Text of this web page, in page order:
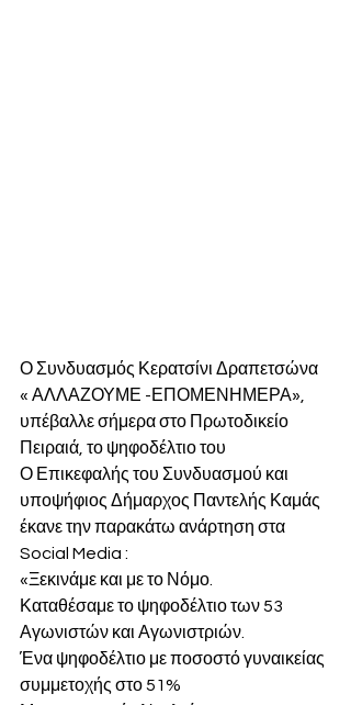
Ο Συνδυασμός Κερατσίνι Δραπετσώνα
« ΑΛΛΑΖΟΥΜΕ -ΕΠΟΜΕΝΗΜΕΡΑ»,
υπέβαλλε σήμερα στο Πρωτοδικείο
Πειραιά, το ψηφοδέλτιο του
Ο Επικεφαλής του Συνδυασμού και
υποψήφιος Δήμαρχος Παντελής Καμάς
έκανε την παρακάτω ανάρτηση στα
Social Media :
«Ξεκινάμε και με το Νόμο.
Καταθέσαμε το ψηφοδέλτιο των 53
Αγωνιστών και Αγωνιστριών.
Ένα ψηφοδέλτιο με ποσοστό γυναικείας
συμμετοχής στο 51%